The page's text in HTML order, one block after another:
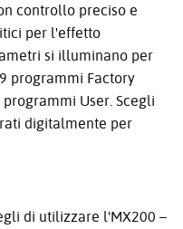
controllo preciso e
per l'effetto
si illuminano per
programmi Factory
User. Scegli
digitalmente per
di utilizzare l'MX200 –